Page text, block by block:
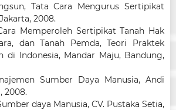
Tata Cara Mengurus Sertipikat
2008.
Memperoleh Sertipikat Tanah Hak
dan Tanah Pemda, Teori Praktek
di Indonesia, Mandar Maju, Bandung,
Sumber Daya Manusia, Andi
2008.
daya Manusia, CV. Pustaka Setia,